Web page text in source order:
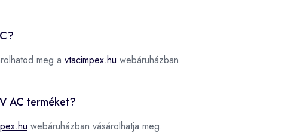
meg a vtacimpex.hu webáruházban.
AC terméket?
webáruházban vásárolhatja meg.